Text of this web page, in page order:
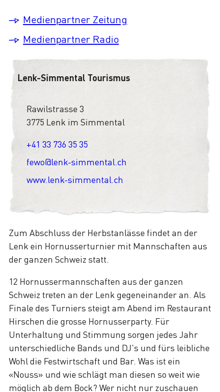
Zum Abschluss der Herbstanlässe findet an der
Lenk ein Hornusserturnier mit Mannschaften aus
der ganzen Schweiz statt.
12 Hornussermannschaften aus der ganzen
Schweiz treten an der Lenk gegeneinander an. Als
Finale des Turniers steigt am Abend im Restaurant
Hirschen die grosse Hornusserparty. Für
Unterhaltung und Stimmung sorgen jedes Jahr
unterschiedliche Bands und DJ's und fürs leibliche
Wohl die Festwirtschaft und Bar. Was ist ein
«Nouss» und wie schlägt man diesen so weit wie
möglich ab dem Bock? Wer nicht nur zuschauen
Medienpartner Zeitung
Medienpartner Radio
Lenk-Simmental Tourismus
Rawilstrasse 3
3775 Lenk im Simmental
+41 33 736 35 35
fewo@lenk-simmental.ch
www.lenk-simmental.ch